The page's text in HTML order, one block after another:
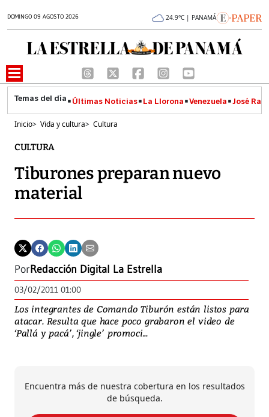
DOMINGO 09 AGOSTO 2026 24.9°C | PANAMÁ
Últimas Noticias La Llorona Venezuela José
Inicio> Vida y cultura> Cultura
CULTURA
Tiburones preparan nuevo
material
PorRedacción Digital La Estrella
03/02/2011 01:00
Los integrantes de Comando Tiburón están listos para
atacar. Resulta que hace poco grabaron el video de
‘Pallá y pacá’, ‘jingle’ promoci...
Encuentra más de nuestra cobertura en los resultados
de búsqueda.